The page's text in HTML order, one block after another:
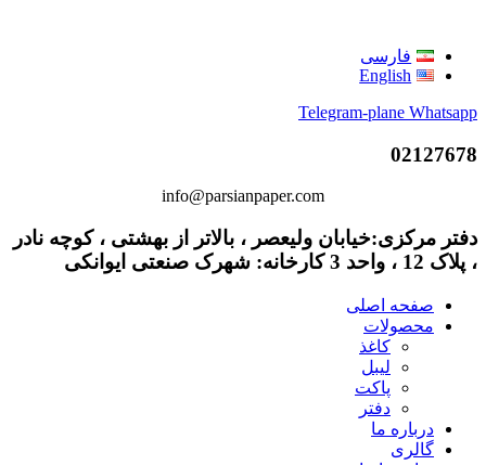
فارسی
English
Telegram-plane Whatsapp
02127678
info@parsianpaper.com
دفتر مرکزی:خیابان ولیعصر ، بالاتر از بهشتی ، کوچه نادر
، پلاک 12 ، واحد 3 کارخانه: شهرک صنعتی ایوانکی
صفحه اصلی
محصولات
کاغذ
لیبل
پاکت
دفتر
درباره ما
گالری